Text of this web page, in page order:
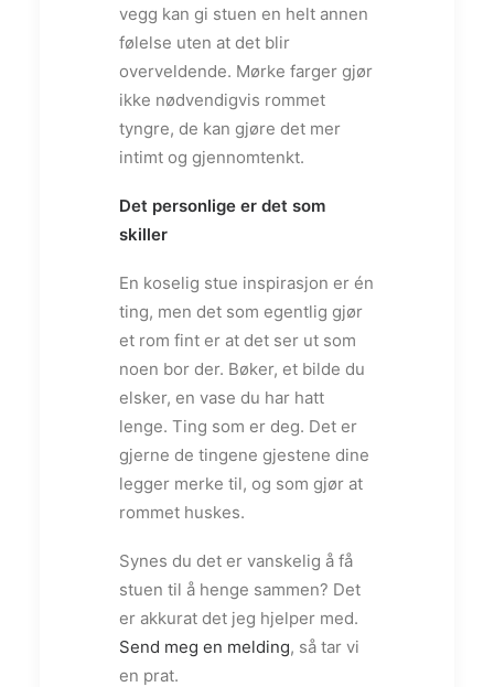
vegg kan gi stuen en helt annen
følelse uten at det blir
overveldende. Mørke farger gjør
ikke nødvendigvis rommet
tyngre, de kan gjøre det mer
intimt og gjennomtenkt.
Det personlige er det som
skiller
En koselig stue inspirasjon er én
ting, men det som egentlig gjør
et rom fint er at det ser ut som
noen bor der. Bøker, et bilde du
elsker, en vase du har hatt
lenge. Ting som er deg. Det er
gjerne de tingene gjestene dine
legger merke til, og som gjør at
rommet huskes.
Synes du det er vanskelig å få
stuen til å henge sammen? Det
er akkurat det jeg hjelper med.
Send meg en melding, så tar vi
en prat.